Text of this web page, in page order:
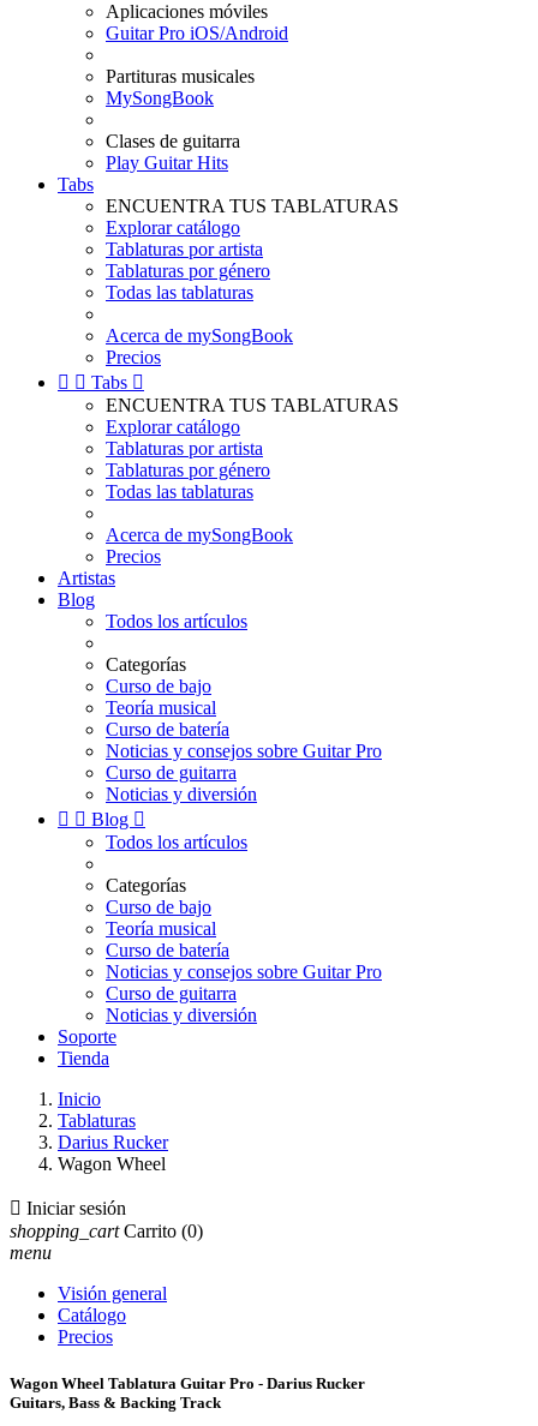
Aplicaciones móviles
Guitar Pro iOS/Android
Partituras musicales
MySongBook
Clases de guitarra
Play Guitar Hits
Tabs
ENCUENTRA TUS TABLATURAS
Explorar catálogo
Tablaturas por artista
Tablaturas por género
Todas las tablaturas
Acerca de mySongBook
Precios
  Tabs 
ENCUENTRA TUS TABLATURAS
Explorar catálogo
Tablaturas por artista
Tablaturas por género
Todas las tablaturas
Acerca de mySongBook
Precios
Artistas
Blog
Todos los artículos
Categorías
Curso de bajo
Teoría musical
Curso de batería
Noticias y consejos sobre Guitar Pro
Curso de guitarra
Noticias y diversión
  Blog 
Todos los artículos
Categorías
Curso de bajo
Teoría musical
Curso de batería
Noticias y consejos sobre Guitar Pro
Curso de guitarra
Noticias y diversión
Soporte
Tienda
Inicio
Tablaturas
Darius Rucker
Wagon Wheel
 Iniciar sesión
shopping_cart Carrito (0)
menu
Visión general
Catálogo
Precios
Wagon Wheel Tablatura Guitar Pro - Darius Rucker
Guitars, Bass & Backing Track